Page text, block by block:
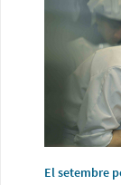
El setembre